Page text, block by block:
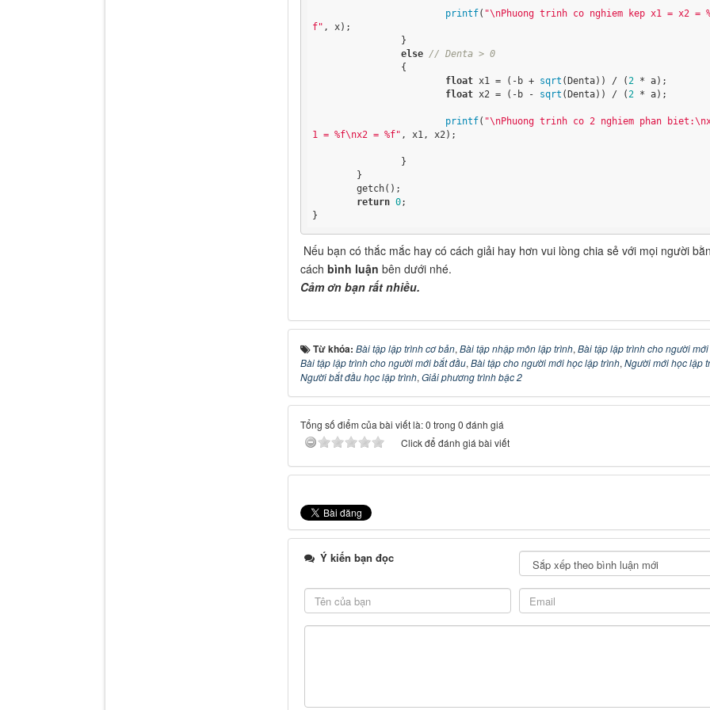
printf( "\nPhuong trinh co nghiem kep x1 = x2 =
f" , x);
else // Denta > 0
float x1 = (-b + sqrt (Denta)) / ( 2 * a);
float x2 = (-b - sqrt (Denta)) / ( 2 * a);
printf( "\nPhuong trinh co 2 nghiem phan
1 = %f\nx2 = %f" , x1, x2);
	getch();
return 0;
}
Nếu bạn có thắc mắc hay có cách giải hay hơn vui lòng chia sẻ với mọi người
cách bình luận bên dưới nhé.
Cảm ơn bạn rất nhiều.
Từ khóa: Bài tập lập trình cơ bản, Bài tập nhập môn lập trình, Bài tập lập trình cho người
Bài tập lập trình cho người mới bắt đầu, Bài tập cho người mới học lập trình, Người mới học lập
Người bắt đầu học lập trình, Giải phương trình bậc 2
Tổng số điểm của bài viết là: 0 trong 0 đánh giá
Click để đánh giá bài viết
Ý kiến bạn đọc